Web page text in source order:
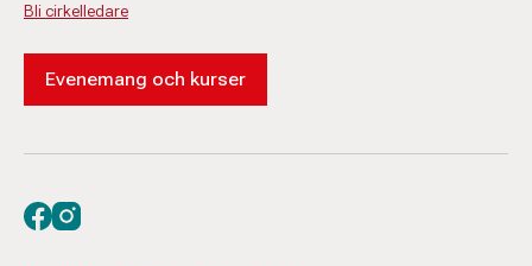
Bli cirkelledare
Evenemang och kurser
Besök oss på facebook
Besök oss på instagram